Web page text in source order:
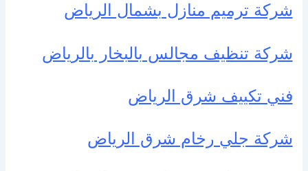
شركة ترميم منازل بشمال الرياض
شركة تنظيف مجالس بالبخار بالرياض
فني تكييف شرق الرياض
شركة جلي رخام شرق الرياض